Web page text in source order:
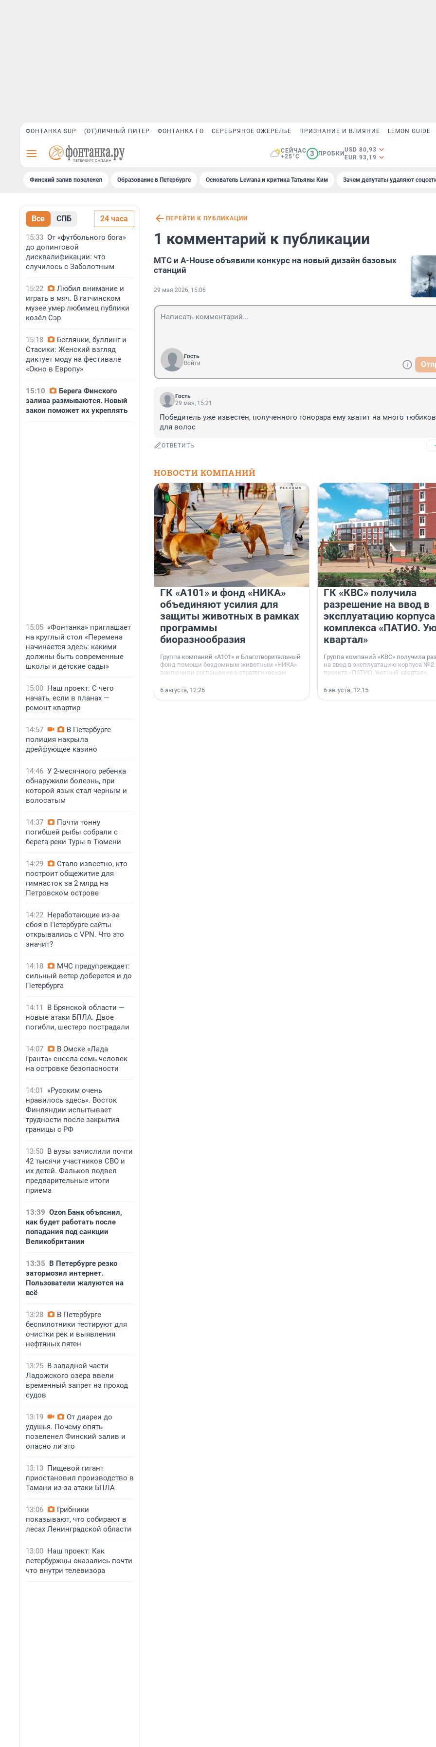
ФОНТАНКА SUP (ОТ)ЛИЧНЫЙ ПИТЕР ФОНТАНКА ГО СЕРЕБРЯНОЕ ОЖЕРЕЛЬЕ ПРИЗНАНИЕ И ВЛИЯНИЕ LEMON GUIDE
СЕЙЧАС
+25°C
3 ПРОБКИ
USD 80,93
EUR 93,19
Финский залив позеленел Образование в Петербурге Основатель Levrana и критика Татьяны Ким Зачем депутаты удаляют
Все СПБ 24 часа
15:33 От «футбольного бога»
до допинговой
дисквалификации: что
случилось с Заболотным
15:22
Любил внимание и
играть в мяч. В гатчинском
музее умер любимец публики
козёл Сэр
15:18
Беглянки, буллинг и
Стасики: Женский взгляд
диктует моду на фестивале
«Окно в Европу»
15:10
Берега Финского
залива размываются. Новый
закон поможет их укреплять
15:05 «Фонтанка» приглашает
на круглый стол «Перемена
начинается здесь: какими
должны быть современные
школы и детские сады»
15:00 Наш проект: С чего
начать, если в планах —
ремонт квартир
14:57
В Петербурге
полиция накрыла
дрейфующее казино
14:46 У 2-месячного ребенка
обнаружили болезнь, при
которой язык стал черным и
волосатым
14:37
Почти тонну
погибшей рыбы собрали с
берега реки Туры в Тюмени
14:29
Стало известно, кто
построит общежитие для
гимнасток за 2 млрд на
Петровском острове
14:22 Неработающие из-за
сбоя в Петербурге сайты
открывались с VPN. Что это
значит?
14:18
МЧС предупреждает:
сильный ветер доберется и до
Петербурга
14:11
В Брянской области —
новые атаки БПЛА. Двое
погибли, шестеро пострадали
14:07
В Омске «Лада
Гранта» снесла семь человек
на островке безопасности
14:01
«Русским очень
нравилось здесь». Восток
Финляндии испытывает
трудности после закрытия
границы с РФ
13:50 В вузы зачислили почти
42 тысячи участников СВО и
их детей. Фальков подвел
предварительные итоги
приема
13:39 Ozon Банк объяснил,
как будет работать после
попадания под санкции
Великобритании
13:35 В Петербурге резко
затормозил интернет.
Пользователи жалуются на
всё
13:28
В Петербурге
беспилотники тестируют для
очистки рек и выявления
нефтяных пятен
13:25 В западной части
Ладожского озера ввели
временный запрет на проход
судов
13:19
От диареи до
удушья. Почему опять
позеленел Финский залив и
опасно ли это
13:13 Пищевой гигант
приостановил производство в
Тамани из-за атаки БПЛА
13:06
Грибники
показывают, что собирают в
лесах Ленинградской области
13:00 Наш проект: Как
петербуржцы оказались почти
что внутри телевизора
ПЕРЕЙТИ К ПУБЛИКАЦИИ
1 комментарий к публикации
МТС и A-House объявили конкурс на новый дизайн базовых
станций
29 мая 2026, 15:06
Гость
Войти
Гость
29 мая, 15:21
Победитель уже известен, полученного гонорара ему хватит на много
для волос
ОТВЕТИТЬ
НОВОСТИ КОМПАНИЙ
ГК «А101» и фонд «НИКА»
объединяют усилия для
защиты животных в рамках
программы
биоразнообразия
Группа компаний «А101» и Благотворительный
фонд помощи бездомным животным «НИКА»
заключили соглашение о стратегическом
6 августа, 12:26
ГК «КВС» получила
разрешение на ввод в
эксплуатацию
комплекса «ПАТИО.
квартал»
Группа компаний «КВС» получила
на ввод в эксплуатацию корпуса № 2
проекта «ПАТИО. Уютный квартал»,
Ленинградской области.
6 августа, 12:15